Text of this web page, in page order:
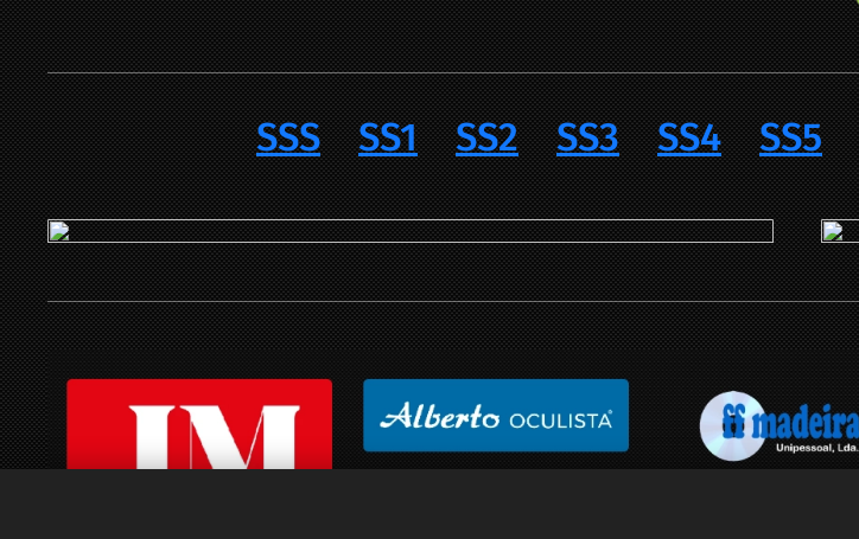
SSS SS1 SS2 SS3 SS4 SS5